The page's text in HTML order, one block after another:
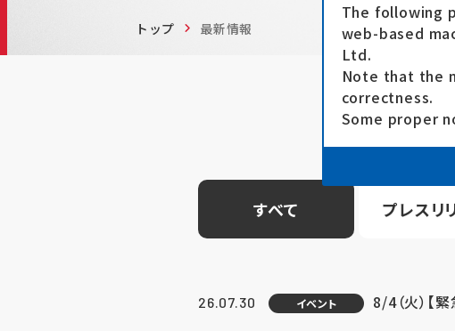
トップ 最新情報
すべて プレスリ
26.07.30 イベント 8/4（火）【
The following
web-based
Ltd.
Note that the
correctness.
Some proper